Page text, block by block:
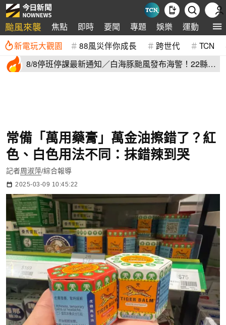
颱風來襲 焦點 即時 要聞 專題 娛樂 運動 全球
新電玩大觀園 88風災伴你成長 跨世代 TCN
8/8停班停課最新通知／白海豚颱風發布海警！22縣市
常備「萬用藥膏」萬金油擦錯了？紅
色、白色用法不同：抹錯辣到哭
記者周淑萍/綜合報導
2025-03-09 10:45:22